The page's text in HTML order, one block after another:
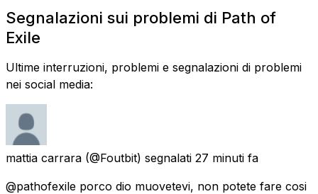
Segnalazioni sui problemi di Path of
Exile
Ultime interruzioni, problemi e segnalazioni di problemi
nei social media:
mattia carrara (@Foutbit) segnalati 27 minuti fa
@pathofexile porco dio muovetevi, non potete fare cosi